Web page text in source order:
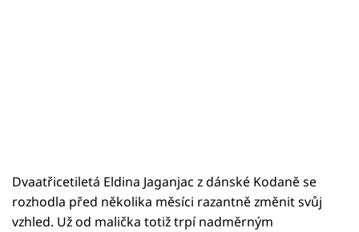
Dvaatřicetiletá Eldina Jaganjac z dánské Kodaně se
rozhodla před několika měsíci razantně změnit svůj
vzhled. Už od malička totiž trpí nadměrným